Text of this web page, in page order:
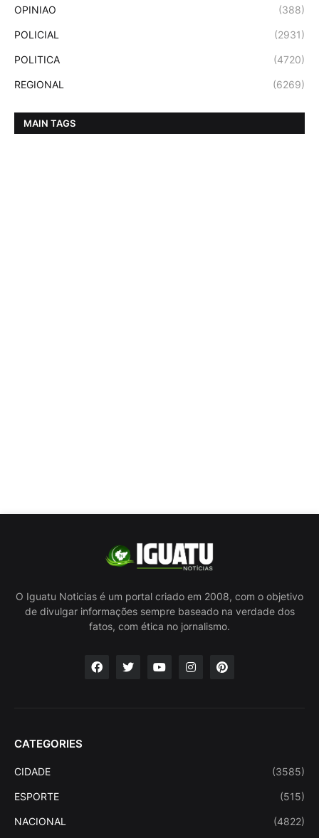
OPINIAO (388)
POLICIAL (2931)
POLITICA (4720)
REGIONAL (6269)
MAIN TAGS
O Iguatu Noticias é um portal criado em 2008, com o objetivo
de divulgar informações sempre baseado na verdade dos
fatos, com ética no jornalismo.
CATEGORIES
CIDADE (3585)
ESPORTE (515)
NACIONAL (4822)